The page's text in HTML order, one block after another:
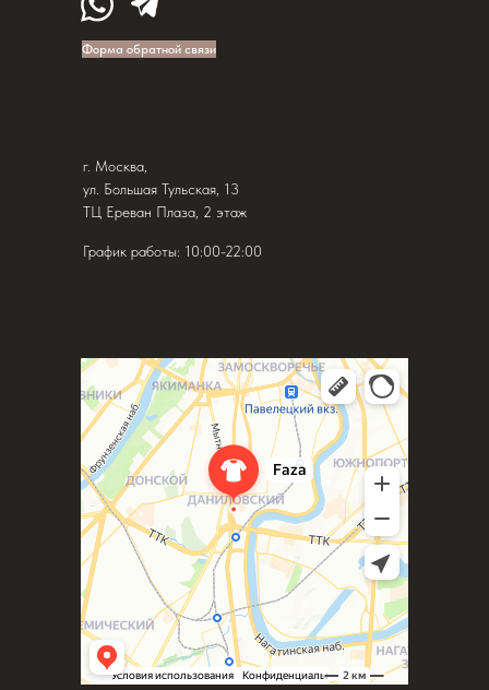
г. Москва,
ул. Большая Тульская, 13
ТЦ Ереван Плаза, 2 этаж
График работы: 10:00-22:00
Форма обратной связи